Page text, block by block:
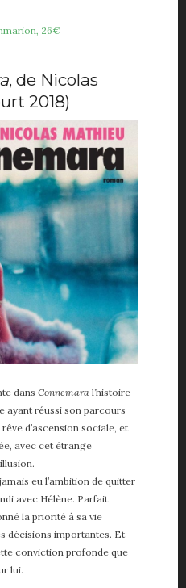
26€
, de Nicolas
2018)
dans Connemara l’histoire
ayant réussi son parcours
d’ascension sociale, et
avec cet étrange
eu l’ambition de quitter
avec Hélène. Parfait
la priorité à sa vie
décisions importantes. Et
conviction profonde que
lui.